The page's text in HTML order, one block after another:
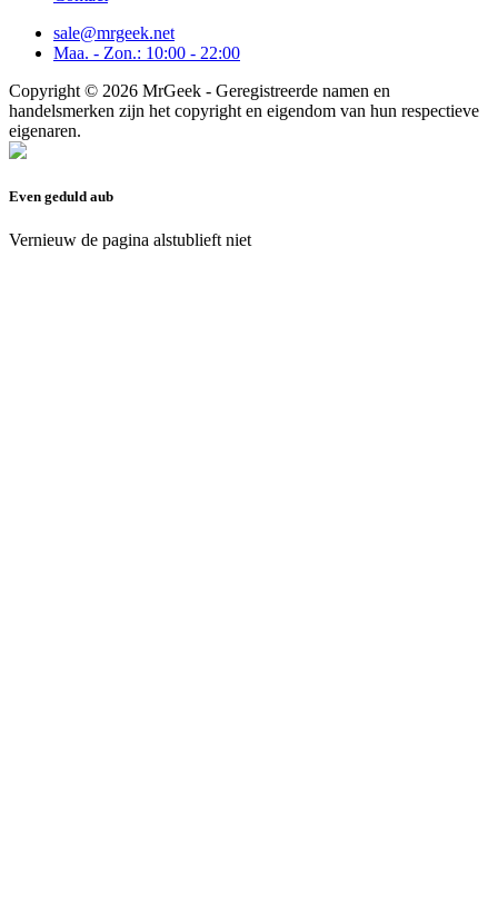
sale@mrgeek.net
Maa. - Zon.: 10:00 - 22:00
Copyright © 2026 MrGeek - Geregistreerde namen en
handelsmerken zijn het copyright en eigendom van hun respectieve
eigenaren.
Even geduld aub
Vernieuw de pagina alstublieft niet